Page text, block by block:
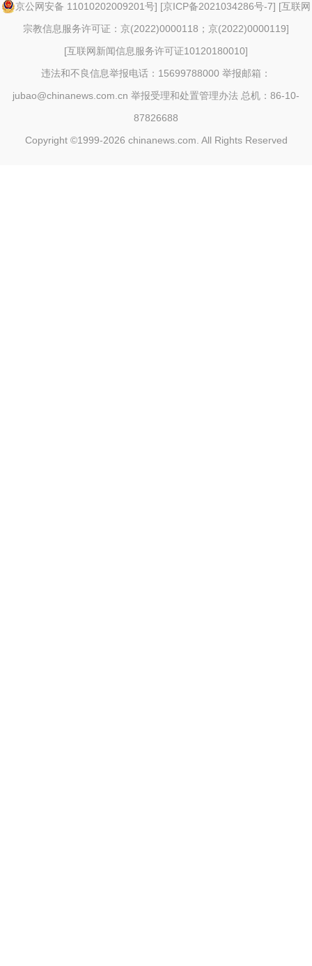
京公网安备 11010202009201号] [京ICP备2021034286号-7] [互联网
宗教信息服务许可证：京(2022)0000118；京(2022)0000119]
[互联网新闻信息服务许可证10120180010]
违法和不良信息举报电话：15699788000 举报邮箱：
jubao@chinanews.com.cn 举报受理和处置管理办法 总机：86-10-
87826688
Copyright ©1999-2026 chinanews.com. All Rights Reserved